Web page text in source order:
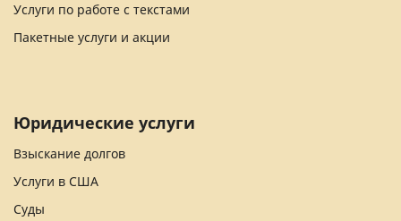
Услуги по работе с текстами
Пакетные услуги и акции
Юридические услуги
Взыскание долгов
Услуги в США
Суды